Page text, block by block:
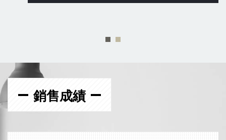
銷售成績